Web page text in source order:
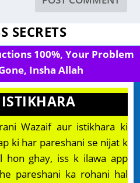
SECRETS
100%, Your Problem
Insha Allah
Wazaif aur istikhara ki
ki har pareshani se nijat k
hon ghay, iss k ilawa app
pareshani ka rohani hal